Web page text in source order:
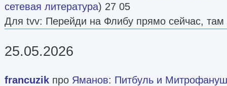
сетевая литература) 27 05
Для tvv: Перейди на Флибу прямо сейчас, там
25.05.2026
francuzik про Яманов: Питбуль и